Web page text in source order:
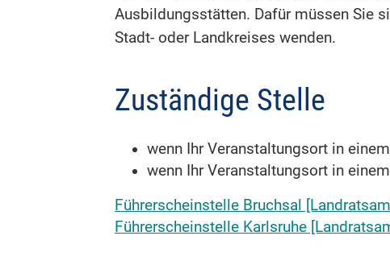
Ausbildungsstätten. Dafür müssen Sie
Stadt- oder Landkreises wenden.
Zuständige Stelle
wenn Ihr Veranstaltungsort in
wenn Ihr Veranstaltungsort in
Führerscheinstelle Bruchsal
Führerscheinstelle Karlsruhe